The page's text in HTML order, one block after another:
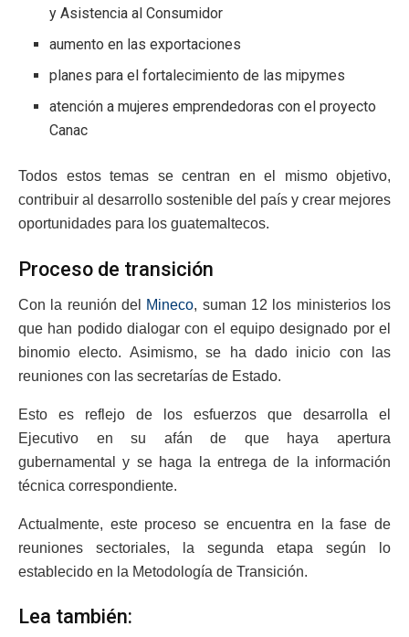
y Asistencia al Consumidor
aumento en las exportaciones
planes para el fortalecimiento de las mipymes
atención a mujeres emprendedoras con el proyecto
Canac
Todos estos temas se centran en el mismo objetivo,
contribuir al desarrollo sostenible del país y crear mejores
oportunidades para los guatemaltecos.
Proceso de transición
Con la reunión del Mineco, suman 12 los ministerios los
que han podido dialogar con el equipo designado por el
binomio electo. Asimismo, se ha dado inicio con las
reuniones con las secretarías de Estado.
Esto es reflejo de los esfuerzos que desarrolla el
Ejecutivo en su afán de que haya apertura
gubernamental y se haga la entrega de la información
técnica correspondiente.
Actualmente, este proceso se encuentra en la fase de
reuniones sectoriales, la segunda etapa según lo
establecido en la Metodología de Transición.
Lea también: